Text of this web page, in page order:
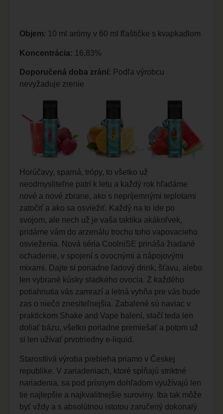
Objem: 10 ml arómy v 60 ml fľaštičke s kvapkadlom
Koncentrácia: 16,83%
Doporučená doba zrání: Podľa výrobcu
nevyžaduje zrenie
Horúčavy, sparná, trópy, to všetko už
neodmysliteľne patrí k letu a každý rok hľadáme
nové a nové zbrane, ako s nepríjemnými teplotami
zatočiť a ako sa osviežiť. Každý na to ide po
svojom, ale nech už je vaša taktika akákoľvek,
pridáme vám do arzenálu trochu toho vapovacieho
osvieženia. Nová séria CoolniSE prináša žiadané
ochadenie, v spojení s ovocnými a nápojovými
mixami. Dajte si poriadne ľadový drink, šťavu, alebo
len vybrané kúsky sladkého ovocia. Z každého
potiahnutia vás zamrazí a letná vyhňa pre vás bude
zas o niečo znesiteľnejšia. Zabalené sú naviac v
praktickom Shake and Vape balení, stačí teda len
doliať bázu, všetko poriadne premiešať a potom už
si len užívať prvotriedny e-liquid.
Starostlivá výroba prebieha priamo v Českej
republike. V zariadeniach, ktoré spĺňajú striktné
nariadenia, sa pod prísnym dohľadom využívajú len
tie najlepšie a najkvalitnejšie suroviny. Iba tak môže
byť vždy a s absolútnou istotou zaručený dokonalý